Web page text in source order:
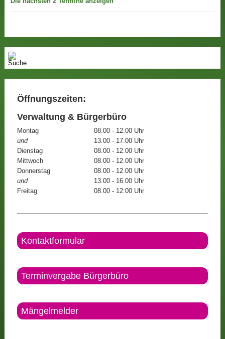
Öffnungszeiten:
Verwaltung & Bürgerbüro
Montag
08.00 - 12.00 Uhr
und
13.00 - 17.00 Uhr
Dienstag
08.00 - 12.00 Uhr
Mittwoch
08.00 - 12.00 Uhr
Donnerstag
08.00 - 12.00 Uhr
und
13.00 - 16.00 Uhr
Freitag
08.00 - 12:00 Uhr
Kontaktformular
Terminvergabe Bürgerbüro
Mängelmelder